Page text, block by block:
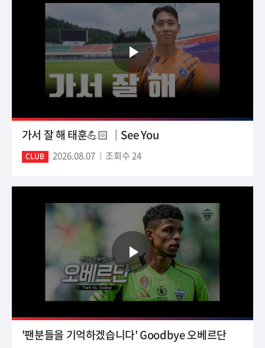
가서 잘 해 태훈💪🏻 ｜See You
CLUB 2026.08.07 조회수 24
'팬분들을 기억하겠습니다' Goodbye 오베르단